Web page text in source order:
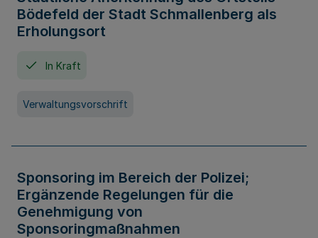
Bödefeld der Stadt Schmallenberg als
Erholungsort
In Kraft
Verwaltungsvorschrift
Sponsoring im Bereich der Polizei;
Ergänzende Regelungen für die
Genehmigung von
Sponsoringmaßnahmen